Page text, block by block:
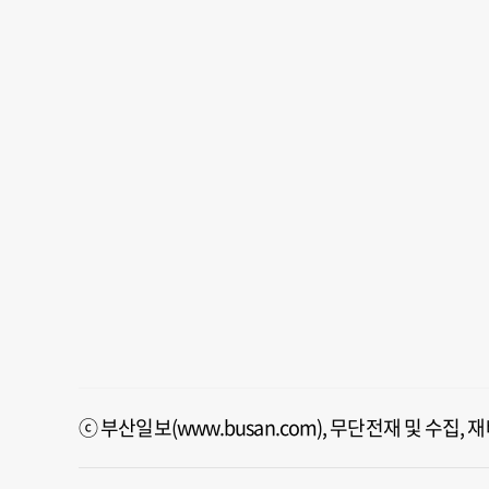
ⓒ 부산일보(www.busan.com), 무단전재 및 수집,